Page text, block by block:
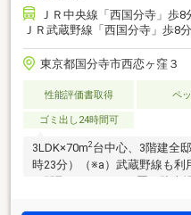
ＪＲ中央線「西国分寺」歩8
ＪＲ武蔵野線「西国分寺」歩8分
東京都国分寺市西恋ヶ窪３
性能評価書取得 ペ
ゴミ出し24時間可
3LDK×70m2台中心、3階建全
時23分）（※a）武蔵野線も